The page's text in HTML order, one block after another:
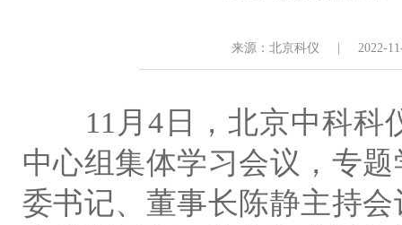
来源：北京科仪 2022-
11月4日，北京中科科
中心组集体学习会议，专
委书记、董事长陈静主持